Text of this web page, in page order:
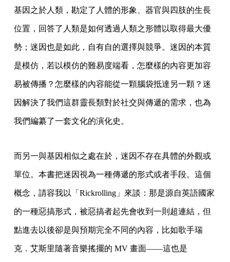
基因之於人類，勘定了人體的形象、器官與四肢的生長
位置，回答了人類是如何透過人類之形體以取得最大優
勢；迷因也是如此，自有自的選擇與競爭。迷因的本質
是模仿，若以模仿的難易度端看，怎麼樣的內容更加容
易被傳播？怎麼樣的內容能從一顆腦袋抵達另一顆？迷
因解決了我們這群靈長類對於社交與傳遞的需求，也為
我們編纂了一套文化的演化史。
而另一與基因相似之處在於，迷因不存在具體的外觀或
單位。本書把迷因視為一種傳遞的形式或者手段。這個
概念，請容我以「Rickrolling」來談：那是源自英語國家
的一種惡搞形式，被惡搞者起先會收到一則超連結，但
點進去以後卻是與預期完全不同的內容，比如歌手瑞
克．艾斯里隨著音樂搖擺的 MV 畫面——這也是